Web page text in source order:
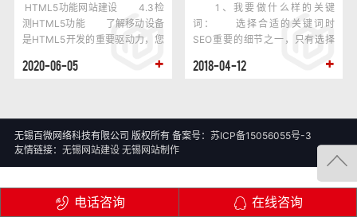
HTML5功能网站建设 4.3检
测HTML5功能 了解移动设备
是HTML5开发的重要驱动力，您
M···
2020-06-05
1、我要做什么样的关键
词： 选择合适的关键词时
SEO重要的细节之一，只有选择
化走在正确的优化之路上，选取
续步骤。 2、什么是网站内容
相关性： 目标关键词必须和
2018-04-12
无锡百微网络科技有限公司 版权所有 备案号： 苏ICP备15056055号-3
友情链接： 无锡网站建设 无锡网站制作
电话咨询 在线咨询